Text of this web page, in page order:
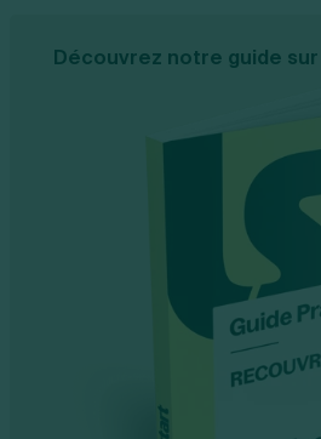
Découvrez notre guide